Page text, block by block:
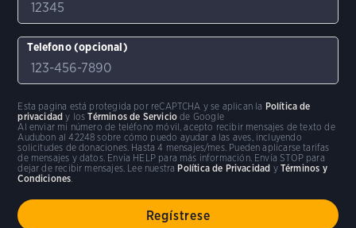
Telefono (opcional)
Al enviar mi número de teléfono móvil, acepto recibir mensajes de texto de
Audubon al 42248 sobre cómo puedo ayudar a las aves, incluyendo
solicitudes de donaciones. Hasta 4 mensajes/mes. Pueden aplicarse tarifas
de mensajes y datos. Envía HELP para más información. Envía STOP para
dejar de recibir mensajes. Lee nuestra Política de Privacidad y Términos y
Condiciones.
Esta pagina está protegida por reCAPTCHA y se aplican la Política de
privacidad y losTérminos de Servicio de Google